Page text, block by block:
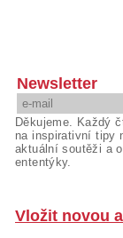
Newsletter
Děkujeme. Každý
na inspirativní tipy
aktuální soutěži a
ententýky.
Vložit novou